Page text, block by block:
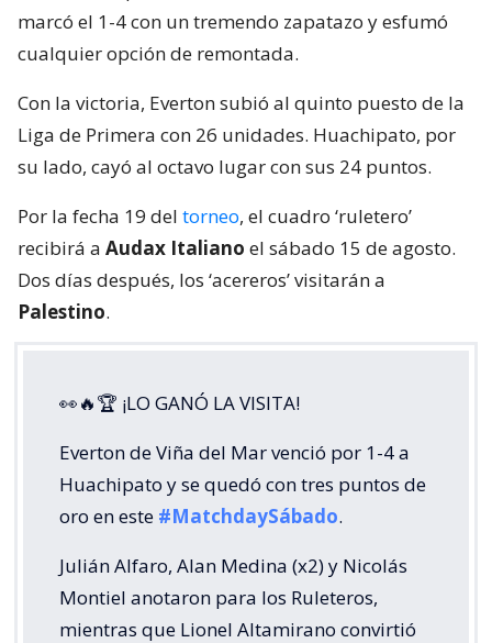
marcó el 1-4 con un tremendo zapatazo y esfumó
cualquier opción de remontada.
Con la victoria, Everton subió al quinto puesto de la
Liga de Primera con 26 unidades. Huachipato, por
su lado, cayó al octavo lugar con sus 24 puntos.
Por la fecha 19 del torneo, el cuadro ‘ruletero’
recibirá a Audax Italiano el sábado 15 de agosto.
Dos días después, los ‘acereros’ visitarán a
Palestino.
👀🔥🏆 ¡LO GANÓ LA VISITA!
Everton de Viña del Mar venció por 1-4 a
Huachipato y se quedó con tres puntos de
oro en este #MatchdaySábado.
Julián Alfaro, Alan Medina (x2) y Nicolás
Montiel anotaron para los Ruleteros,
mientras que Lionel Altamirano convirtió